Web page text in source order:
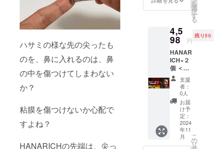
ハサミの様な先の尖ったも
のを、鼻に入れるのは、鼻
の中を傷つけてしまわない
か？
粘膜を傷つけないか心配で
すよね？
HANARICHの先端は、尖っ
せてい
ただき
※初期不
良のみ
対応 ※
持ち運
びに便
利な
HANAR
ICH専用
ケース
を、ご
支援い
ただき
ました
方全員
に提供
を
選
択
す
る
4,5
98 円
残り50
HANAR
ICH×２
個 ＜保
証につ
いて＞
万が一
商品が
破損・
汚損し
ていた
場合
は、返
品・交
支援
者：
0人
お届
け予
定：
2024
年11
月
こ
の
リ